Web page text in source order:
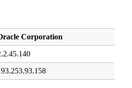
Corporation